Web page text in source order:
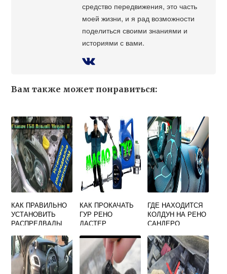
средство передвижения, это часть
моей жизни, и я рад возможности
поделиться своими знаниями и
историями с вами.
Вам также может понравиться:
КАК ПРАВИЛЬНО
УСТАНОВИТЬ
РАСПРЕДВАЛЫ
КАК ПРОКАЧАТЬ
ГУР РЕНО
ДАСТЕР
ГДЕ НАХОДИТСЯ
КОЛДУН НА РЕНО
САНДЕРО